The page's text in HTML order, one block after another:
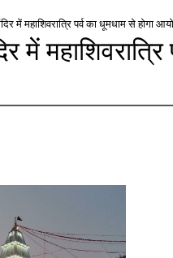
में महाशिवरात्रि पर्व का धूमधाम से होगा
में